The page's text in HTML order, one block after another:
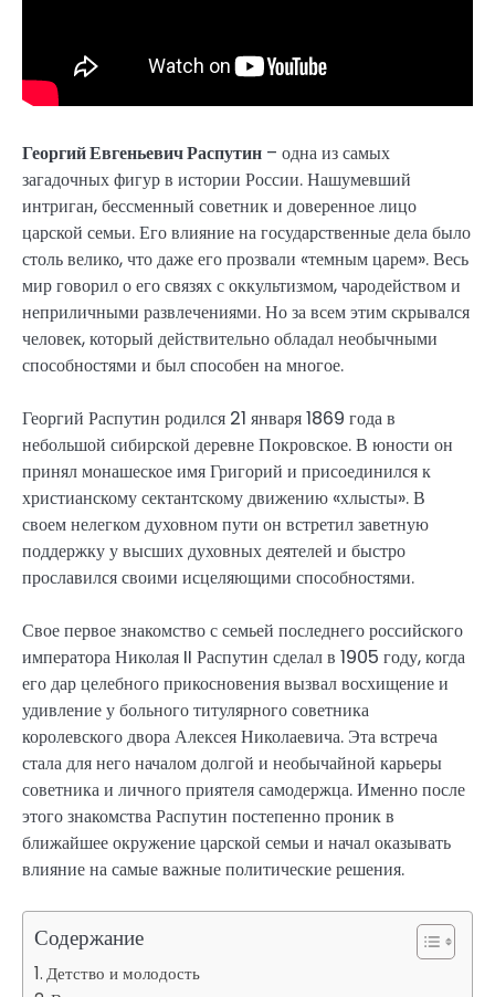
Георгий Евгеньевич Распутин – одна из самых
загадочных фигур в истории России. Нашумевший
интриган, бессменный советник и доверенное лицо
царской семьи. Его влияние на государственные дела было
столь велико, что даже его прозвали «темным царем». Весь
мир говорил о его связях с оккультизмом, чародейством и
неприличными развлечениями. Но за всем этим скрывался
человек, который действительно обладал необычными
способностями и был способен на многое.
Георгий Распутин родился 21 января 1869 года в
небольшой сибирской деревне Покровское. В юности он
принял монашеское имя Григорий и присоединился к
христианскому сектантскому движению «хлысты». В
своем нелегком духовном пути он встретил заветную
поддержку у высших духовных деятелей и быстро
прославился своими исцеляющими способностями.
Свое первое знакомство с семьей последнего российского
императора Николая II Распутин сделал в 1905 году, когда
его дар целебного прикосновения вызвал восхищение и
удивление у больного титулярного советника
королевского двора Алексея Николаевича. Эта встреча
стала для него началом долгой и необычайной карьеры
советника и личного приятеля самодержца. Именно после
этого знакомства Распутин постепенно проник в
ближайшее окружение царской семьи и начал оказывать
влияние на самые важные политические решения.
Содержание
Детство и молодость